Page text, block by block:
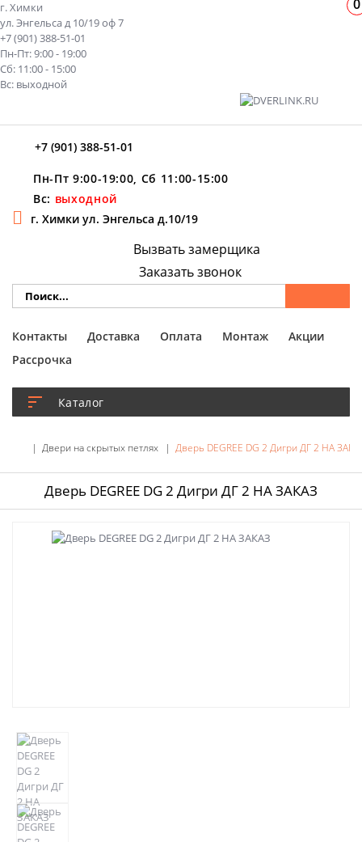
г. Химки
ул. Энгельса д 10/19 оф 7
+7 (901) 388-51-01
Пн-Пт: 9:00 - 19:00
Сб: 11:00 - 15:00
Вс: выходной
+7 (901) 388-51-01
Пн-Пт 9:00-19:00, Сб 11:00-15:00
Вс: выходной
г. Химки ул. Энгельса д.10/19
Каталог
Вызвать замерщика
Заказать звонок
Контакты Доставка Оплата Монтаж
Акции
Рассрочка
Двери на скрытых петлях Дверь DEGREE DG 2 Дигри ДГ 2 НА
Дверь DEGREE DG 2 Дигри ДГ 2 НА ЗАКАЗ
0